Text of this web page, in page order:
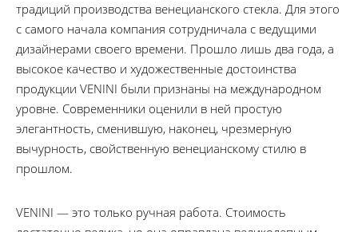
традиций производства венецианского стекла. Для этого
с самого начала компания сотрудничала с ведущими
дизайнерами своего времени. Прошло лишь два года, а
высокое качество и художественные достоинства
продукции VENINI были признаны на международном
уровне. Современники оценили в ней простую
элегантность, сменившую, наконец, чрезмерную
вычурность, свойственную венецианскому стилю в
прошлом.
VENINI — это только ручная работа. Стоимость